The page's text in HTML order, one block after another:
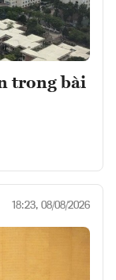
trong bài
18:23, 08/08/2026